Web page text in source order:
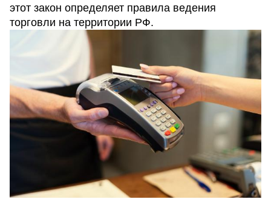
этот закон определяет правила ведения
торговли на территории РФ.